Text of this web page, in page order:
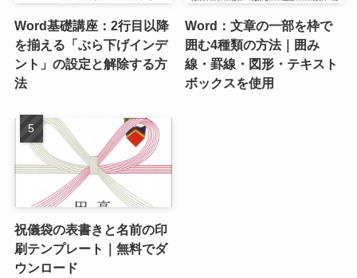
Word基礎講座：2行目以降
を揃える「ぶら下げインデ
ント」の設定と解除する方
法
Word：文章の一部を枠で
囲む4種類の方法｜囲み
線・罫線・図形・テキスト
ボックスを使用
祝儀袋の表書きと名前の印
刷テンプレート｜無料でダ
ウンロード